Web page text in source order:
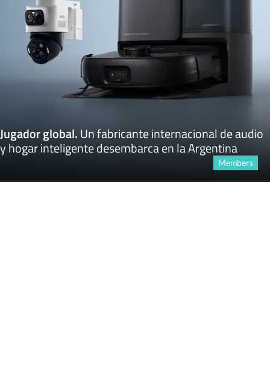
Jugador global.Un fabricante internacional de audio
y hogar inteligente desembarca en la Argentina
Members